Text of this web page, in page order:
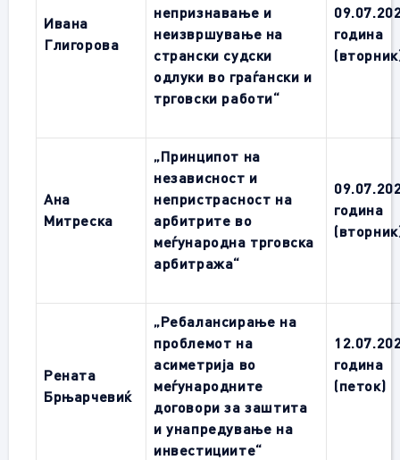
Ивана
Глигорова
непризнавање и
неизвршување на
странски судски
одлуки во граѓански и
трговски работи“
година
Ана
Митреска
„Принципот на
независност и
непристрасност на
арбитрите во
меѓународна трговска
арбитража“
година
Рената
Брњарчевиќ
„Ребалансирање на
проблемот на
асиметрија во
меѓународните
договори за заштита
и унапредување на
инвестициите“
година
(петок)